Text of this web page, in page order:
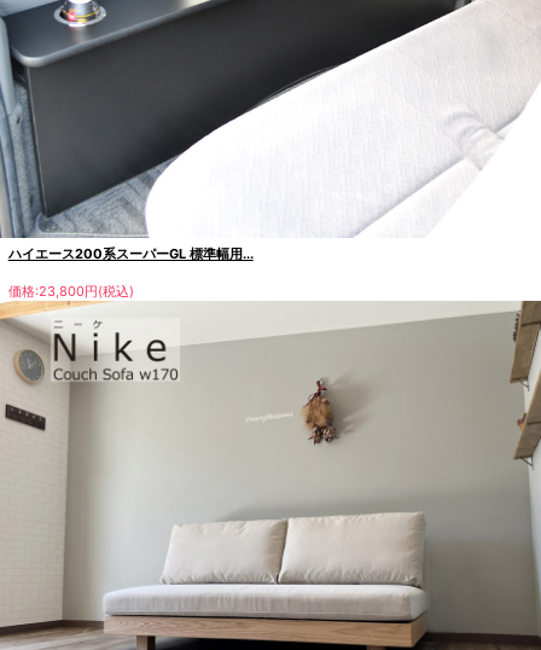
ハイエース200系スーパーGL 標準幅用...
価格:23,800円(税込)